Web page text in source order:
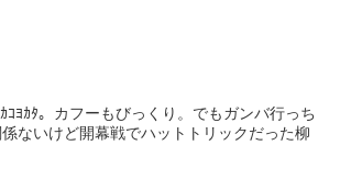
ﾖｶﾀ。カフーもびっくり。でもガンバ行っち